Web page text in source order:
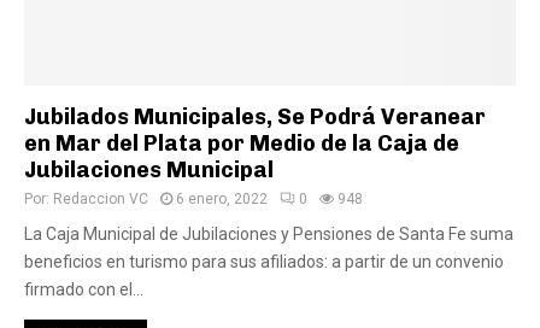
Jubilados Municipales, Se Podrá Veranear
en Mar del Plata por Medio de la Caja de
Jubilaciones Municipal
Por: Redaccion VC 6 enero, 2022 0 948
La Caja Municipal de Jubilaciones y Pensiones de Santa Fe suma
beneficios en turismo para sus afiliados: a partir de un convenio
firmado con el...